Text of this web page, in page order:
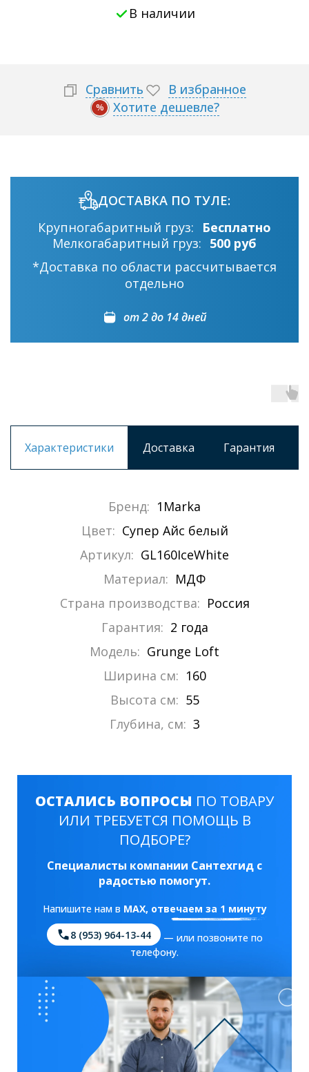
В наличии
Сравнить В избранное
% Хотите дешевле?
ДОСТАВКА ПО ТУЛЕ:
Крупногабаритный груз:
Бесплатно
Мелкогабаритный груз: 500 руб
*Доставка по области рассчитывается
отдельно
от 2 до 14 дней
Характеристики Доставка Гарантия
Бренд: 1Marka
Цвет: Супер Айс белый
Артикул: GL160IceWhite
Материал: МДФ
Страна производства: Россия
Гарантия: 2 года
Модель: Grunge Loft
Ширина см: 160
Высота см: 55
Глубина, см: 3
ОСТАЛИСЬ ВОПРОСЫ ПО ТОВАРУ
ИЛИ ТРЕБУЕТСЯ ПОМОЩЬ В
ПОДБОРЕ?
Специалисты компании Сантехгид с
радостью помогут.
Напишите нам в MAX, отвечаем за 1 минуту
8 (953) 964-13-44
— или позвоните по
телефону.